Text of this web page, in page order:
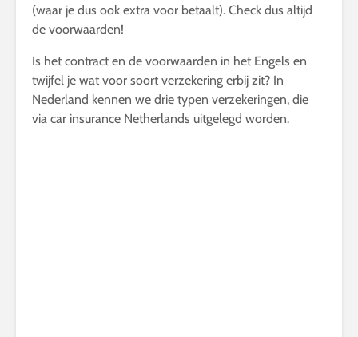
(waar je dus ook extra voor betaalt). Check dus altijd
de voorwaarden!
Is het contract en de voorwaarden in het Engels en
twijfel je wat voor soort verzekering erbij zit? In
Nederland kennen we drie typen verzekeringen, die
via car insurance Netherlands uitgelegd worden.